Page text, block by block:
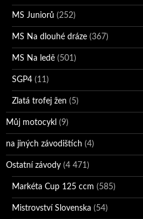
MS Juniorů (252)
MS Na dlouhé dráze (367)
MS Na ledě (501)
SGP4 (11)
Zlatá trofej žen (5)
Můj motocykl (9)
na jiných závodištích (4)
Ostatní závody (4 471)
Markéta Cup 125 ccm (585)
Mistrovství Slovenska (54)